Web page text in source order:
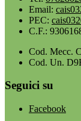
Email:
PEC:
C.F.:
Cod. Mecc.
Cod. Un.
Seguici su
Facebook